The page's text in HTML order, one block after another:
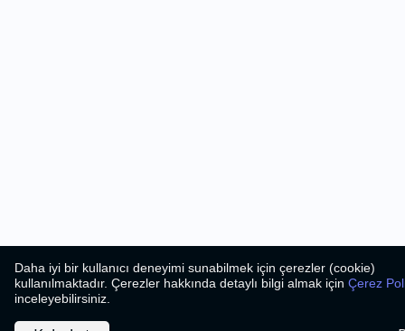
Daha iyi bir kullanıcı deneyimi sunabilmek için çerezler (cookie)
kullanılmaktadır. Çerezler hakkında detaylı bilgi almak için Çerez
inceleyebilirsiniz.